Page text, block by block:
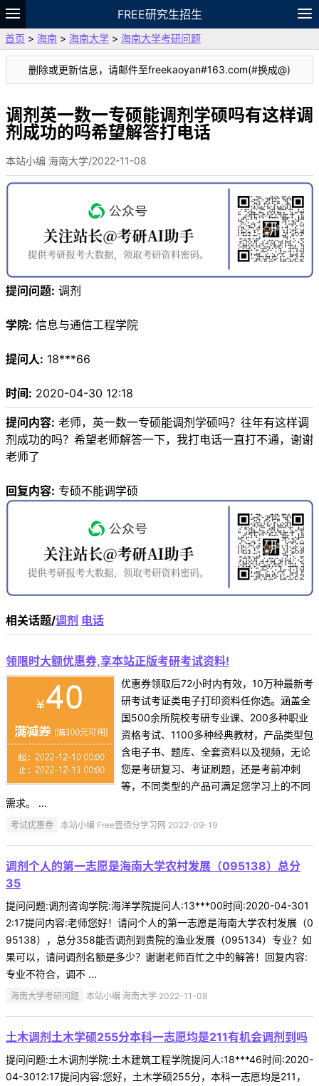
FREE研究生招生
题库
故事 专题 APP 笔记
VIP
资料
首页 > 海南 > 海南大学 > 海南大学考研问题
删除或更新信息，请邮件至freekaoyan#163.com(#换成@)
调剂英一数一专硕能调剂学硕吗有这样调
剂成功的吗希望解答打电话
本站小编 海南大学/2022-11-08
提问问题: 调剂
学院: 信息与通信工程学院
提问人: 18***66
时间: 2020-04-30 12:18
提问内容: 老师，英一数一专硕能调剂学硕吗？往年有这样调
剂成功的吗？希望老师解答一下，我打电话一直打不通，谢谢
老师了
回复内容: 专硕不能调学硕
相关话题/调剂 电话
领限时大额优惠券,享本站正版考研考试资料!
优惠券领取后72小时内有效，10万种最新考
研考试考证类电子打印资料任你选。涵盖全
国500余所院校考研专业课、200多种职业
资格考试、1100多种经典教材，产品类型包
含电子书、题库、全套资料以及视频，无论
您是考研复习、考证刷题，还是考前冲刺
等，不同类型的产品可满足您学习上的不同
需求。 ...
考试优惠券 本站小编 Free壹佰分学习网 2022-09-19
调剂个人的第一志愿是海南大学农村发展（095138）总分
35
提问问题:调剂咨询学院:海洋学院提问人:13***00时间:2020-04-301
2:17提问内容:老师您好！请问个人的第一志愿是海南大学农村发展（0
95138），总分358能否调剂到贵院的渔业发展（095134）专业？如
果可以，请问调剂名额是多少？谢谢老师百忙之中的解答！回复内容:
专业不符合，调不 ...
海南大学考研问题 本站小编 海南大学 2022-11-08
土木调剂土木学硕255分本科一志愿均是211有机会调剂到吗
提问问题:土木调剂学院:土木建筑工程学院提问人:18***46时间:2020-
04-3012:17提问内容:您好，土木学硕255分，本科一志愿均是211，